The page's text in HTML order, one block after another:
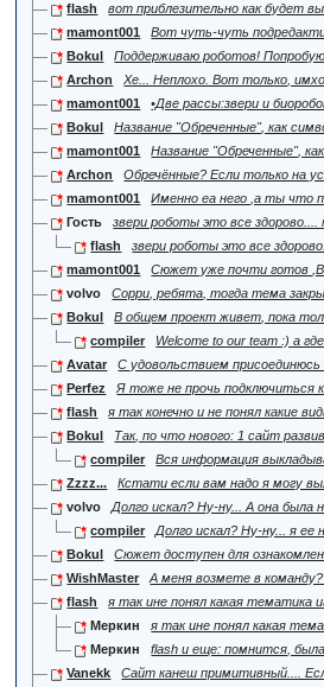
flash
вот приблезительно как будет
mamont001
Вот чуть-чуть
Bokul
Поддерживаю роботов!
Archon
Хе... Неплохо. Вот только,
mamont001
•Две рассы:звери и
Bokul
Название "Обреченные", как
mamont001
Название "Обреченные",
Archon
Обречённые? Если только на
mamont001
Именно еа него ,а ты что
Гость
звери роботы это все
flash
звери роботы это все
mamont001
Сюжет уже почти готов
volvo
Сорри, ребята, тогда тема
Bokul
В общем проект живет, пока
compiler
Welcome to our team :) а
Avatar
C удовольствием
Perfez
Я тоже не прочь подключиться
flash
я так конечно и не понял какие
Bokul
Так, по что нового: 1 сайт
compiler
Вся информация
Zzzz...
Кстати если вам надо я могу
volvo
Долго искал? Ну-ну... А она
compiler
Долго искал? Ну-ну... я ее
Bokul
Сюжет доступен для
WishMaster
А меня возмете в
flash
я так ине понял какая тематика
Меркин
я так ине понял какая
Меркин
flash и еще: помнится,
Vanekk
Сайт канеш примитивный....